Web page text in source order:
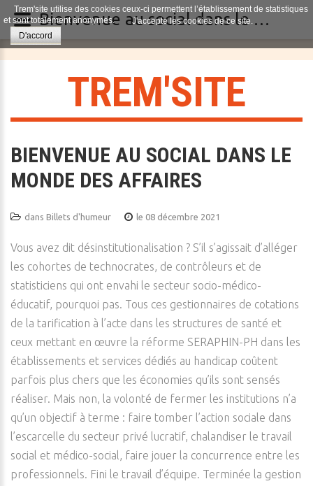
TREM'SITE
BIENVENUE AU SOCIAL DANS LE
MONDE DES AFFAIRES
dans Billets d'humeur le 08 décembre 2021
Vous avez dit désinstitutionalisation ? S’il s’agissait d’alléger
les cohortes de technocrates, de contrôleurs et de
statisticiens qui ont envahi le secteur socio-médico-
éducatif, pourquoi pas. Tous ces gestionnaires de cotations
de la tarification à l’acte dans les structures de santé et
ceux mettant en œuvre la réforme SERAPHIN-PH dans les
établissements et services dédiés au handicap coûtent
parfois plus chers que les économies qu’ils sont sensés
réaliser. Mais non, la volonté de fermer les institutions n’a
qu’un objectif à terme : faire tomber l’action sociale dans
l’escarcelle du secteur privé lucratif, chalandiser le travail
social et médico-social, faire jouer la concurrence entre les
professionnels. Fini le travail d’équipe. Terminée la gestion
Trem'site utilise des cookies ceux-ci permettent l’établissement de statistiques
et sont totalement anonymes.
J'accepte les cookies de ce site.
D'accord
Bienvenue au social dans le monde des affaires